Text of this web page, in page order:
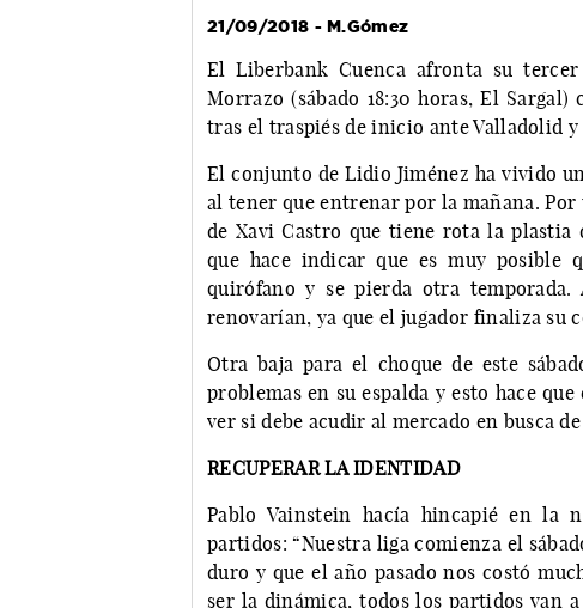
21/09/2018 - M.Gómez
El Liberbank Cuenca afronta su
Morrazo (sábado 18:30 horas, El
tras el traspiés de inicio ante Valladolid
El conjunto de Lidio Jiménez ha vivido
al tener que entrenar por la mañana.
de Xavi Castro que tiene rota la
que hace indicar que es muy posible
quirófano y se pierda otra temporada.
renovarían, ya que el jugador finaliza su
Otra baja para el choque de este
problemas en su espalda y esto hace
ver si debe acudir al mercado en busca
RECUPERAR LA IDENTIDAD
Pablo Vainstein hacía hincapié en la
partidos: “Nuestra liga comienza el
duro y que el año pasado nos costó
ser la dinámica, todos los partidos van